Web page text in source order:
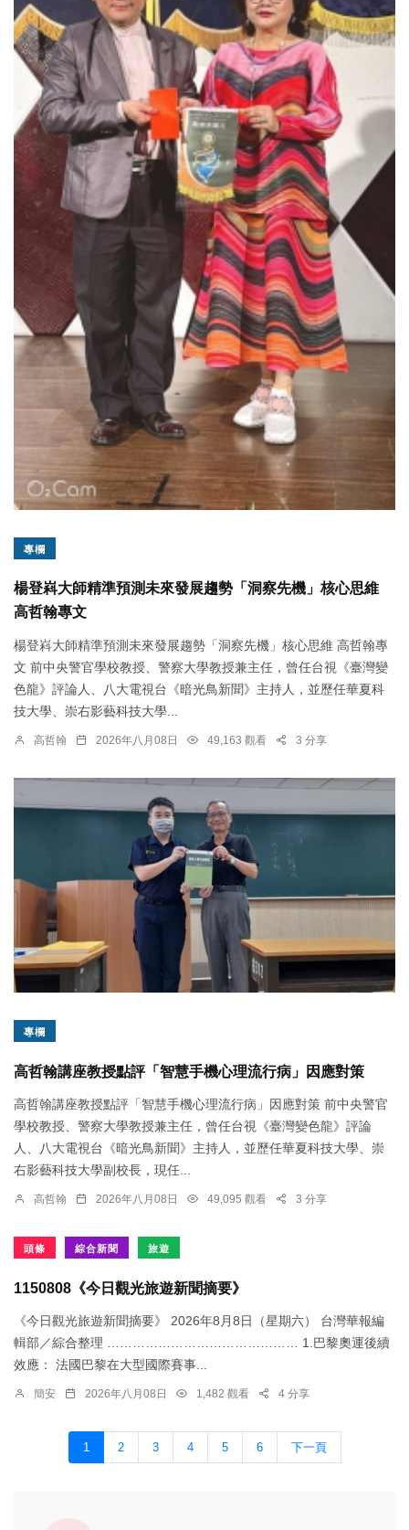
專欄
楊登嵙大師精準預測未來發展趨勢「洞察先機」核心思維
高哲翰專文
楊登嵙大師精準預測未來發展趨勢「洞察先機」核心思維 高哲翰專
文 前中央警官學校教授、警察大學教授兼主任，曾任台視《臺灣變
色龍》評論人、八大電視台《暗光鳥新聞》主持人，並歷任華夏科
技大學、崇右影藝科技大學...
高哲翰 2026年八月08日 49,163 觀看 3 分享
專欄
高哲翰講座教授點評「智慧手機心理流行病」因應對策
高哲翰講座教授點評「智慧手機心理流行病」因應對策 前中央警官
學校教授、警察大學教授兼主任，曾任台視《臺灣變色龍》評論
人、八大電視台《暗光鳥新聞》主持人，並歷任華夏科技大學、崇
右影藝科技大學副校長，現任...
高哲翰 2026年八月08日 49,095 觀看 3 分享
頭條 綜合新聞 旅遊
1150808《今日觀光旅遊新聞摘要》
《今日觀光旅遊新聞摘要》 2026年8月8日（星期六） 台灣華報編
輯部／綜合整理 ……………………………………… 1.​巴黎奧運後續
效應： 法國巴黎在大型國際賽事...
簡安 2026年八月08日 1,482 觀看 4 分享
1 2 3 4 5 6 下一頁